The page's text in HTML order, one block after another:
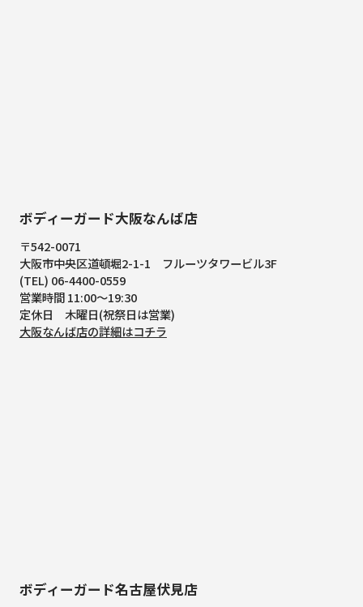
ボディーガード大阪なんば店
〒542-0071
大阪市中央区道頓堀2-1-1
フルーツタワービル3F
(TEL) 06-4400-0559
営業時間 11:00～19:30
定休日 木曜日(祝祭日は営業)
大阪なんば店の詳細はコチラ
ボディーガード名古屋伏見店